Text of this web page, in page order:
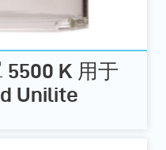
5500 K 用于
Unilite